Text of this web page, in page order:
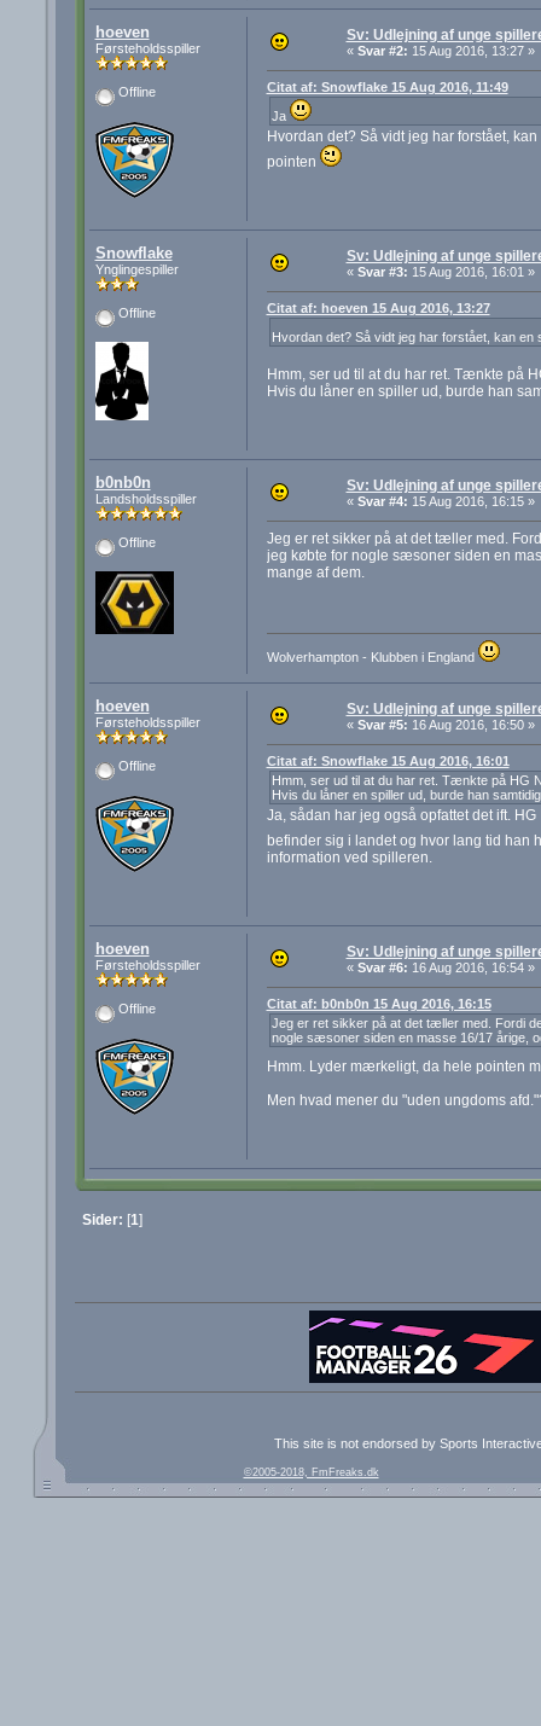
hoeven
Førsteholdsspiller
Offline
Sv: Udlejning af unge
« Svar #2: 15 Aug 2016, 13:27 »
Citat af: Snowflake 15 Aug 2016, 11:49
Ja
Hvordan det? Så vidt jeg har forstået,
pointen
Snowflake
Ynglingespiller
Offline
Sv: Udlejning af unge
« Svar #3: 15 Aug 2016, 16:01 »
Citat af: hoeven 15 Aug 2016, 13:27
Hvordan det? Så vidt jeg har forstået, kan
Hmm, ser ud til at du har ret. Tænkte på
Hvis du låner en spiller ud, burde han
b0nb0n
Landsholdsspiller
Offline
Sv: Udlejning af unge
« Svar #4: 15 Aug 2016, 16:15 »
Jeg er ret sikker på at det tæller med.
jeg købte for nogle sæsoner siden en
mange af dem.
Wolverhampton - Klubben i England
hoeven
Førsteholdsspiller
Offline
Sv: Udlejning af unge
« Svar #5: 16 Aug 2016, 16:50 »
Citat af: Snowflake 15 Aug 2016, 16:01
Hmm, ser ud til at du har ret. Tænkte på HG
Hvis du låner en spiller ud, burde han
Ja, sådan har jeg også opfattet det ift.
befinder sig i landet og hvor lang tid han
information ved spilleren.
hoeven
Førsteholdsspiller
Offline
Sv: Udlejning af unge
« Svar #6: 16 Aug 2016, 16:54 »
Citat af: b0nb0n 15 Aug 2016, 16:15
Jeg er ret sikker på at det tæller med. Fordi
nogle sæsoner siden en masse 16/17 årige,
Hmm. Lyder mærkeligt, da hele pointen
Men hvad mener du "uden ungdoms
Sider: [1]
This site is not endorsed by Sports
©2005-2018, FmFreaks.dk